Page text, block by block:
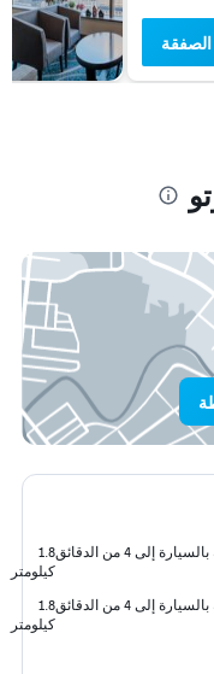
إلى 4 من الدقائق
1.8
كيلومتر
إلى 4 من الدقائق
1.8
كيلومتر